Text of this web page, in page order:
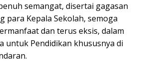
semangat, disertai gagasan
para Kepala Sekolah, semoga
dan terus eksis, dalam
untuk Pendidikan khususnya di